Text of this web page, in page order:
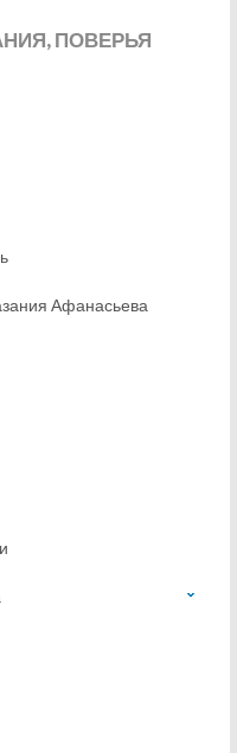
ПОВЕРЬЯ
Афанасьева